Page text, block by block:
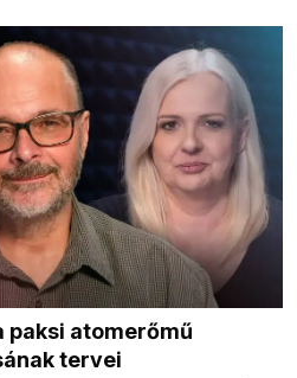
paksi atomerőmű
tervei